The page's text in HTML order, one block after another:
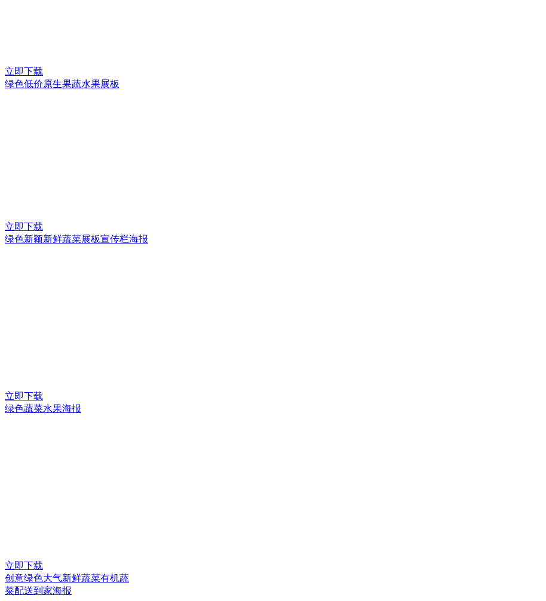
立即下载
绿色低价原生果蔬水果展板
立即下载
绿色新颖新鲜蔬菜展板宣传栏海报
立即下载
绿色蔬菜水果海报
立即下载
创意绿色大气新鲜蔬菜有机蔬
菜配送到家海报